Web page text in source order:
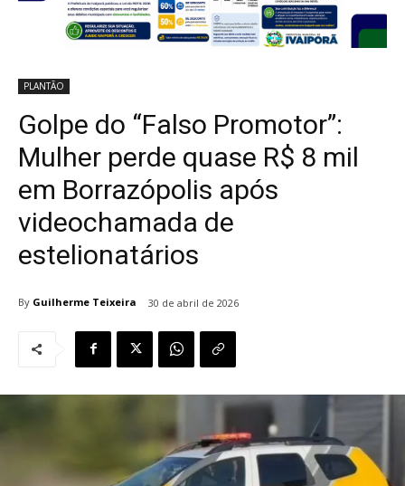
PLANTÃO
Golpe do “Falso Promotor”:
Mulher perde quase R$ 8 mil
em Borrazópolis após
videochamada de
estelionatários
By Guilherme Teixeira 30 de abril de 2026